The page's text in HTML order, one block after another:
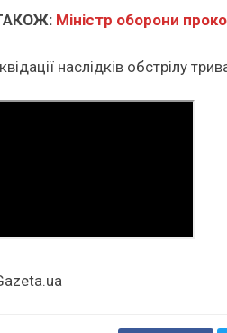
Міністр оборони
наслідків обстрілу